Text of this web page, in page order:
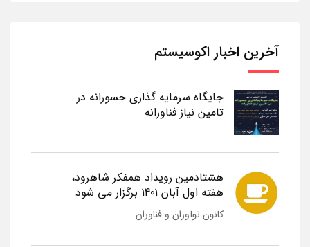
آخرین اخبار اکوسیستم
جایگاه سرمایه گذاری جسورانه در
تامین نیاز فناورانه
هشتادمین رویداد همفکر شاهرود،
هفته اول آبان 1401 برگزار می شود
کانون نوآوران و فناوران